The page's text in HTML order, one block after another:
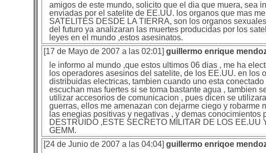
amigos de este mundo, solicito que el dia que muera, sea
enviadas por el satelite de EE.UU. los organos que mas
SATELITES DESDE LA TIERRA, son los organos
del futuro ya analizaran las muertes producidas por los
leyes en el mundo ,estos asesinatos.
[17 de Mayo de 2007 a las 02:01] guillermo enrique
le informo al mundo ,que estos ultimos 06 dias , me ha
los operadores asesinos del satelite, de los EE.UU. en
distribuidas electricas, tambien cuando uno esta
escuchan mas fuertes si se toma bastante agua , tambien
utilizar accesorios de comunicacion , pues dicen se
guerras, ellos me amenazan con dejarme ciego y
las enegias positivas y negativas , y demas
DESTRUIDO ,ESTE SECRETO MILITAR DE LOS EE.UU
GEMM.
[24 de Junio de 2007 a las 04:04] guillermo enriqoe